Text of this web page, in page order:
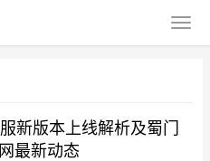
新版本上线解析及蜀门
最新动态